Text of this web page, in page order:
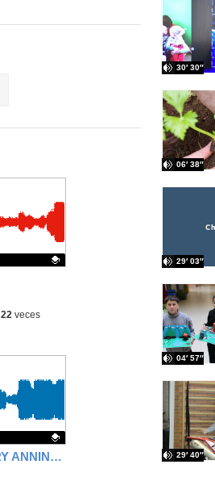
22 veces
LAS ROCAS Y MARY ANNING - 6ºA
30′ 30″
06′ 38″
29′ 03″
04′ 57″
29′ 40″